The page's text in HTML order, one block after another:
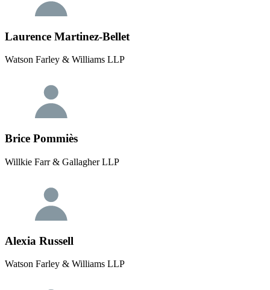
Laurence Martinez-Bellet
Watson Farley & Williams LLP
Brice Pommiès
Willkie Farr & Gallagher LLP
Alexia Russell
Watson Farley & Williams LLP